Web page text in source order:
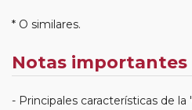
* O similares.
Notas importantes
Principales características de la '